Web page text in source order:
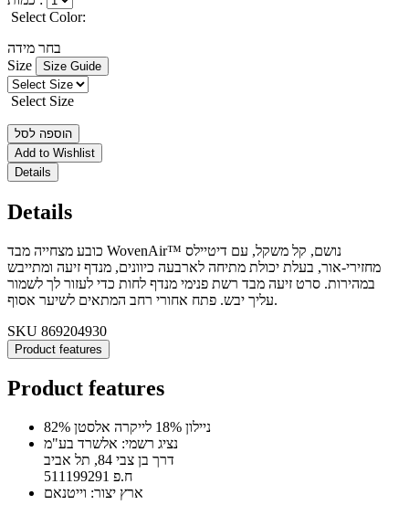
Select Color:
בחר מידה
Size
Size Guide
Select Size
הוספה לסל
Add to Wishlist
Details
Details
כובע מצחייה מבד WovenAir™ נושם, קל משקל, עם דיטיילס
מחזירי-אור, בעלת יכולת מתיחה לארבעה כיוונים, מנדף זיעה ומתייבש
במהירות. סרט זיעה מבד רשת פנימי מנדף לחות כדי לעזור לך לשמור
עליך יבש. פתח אחורי רחב המתאים לשיער אסוף.
SKU 869204930
Product features
Product features
82% ניילון 18% לייקרה אלסטן
נציג רשמי: אלשרד בע"מ
דרך בן צבי 84, תל אביב
ח.פ 511199291
ארץ יצור: וייטנאם